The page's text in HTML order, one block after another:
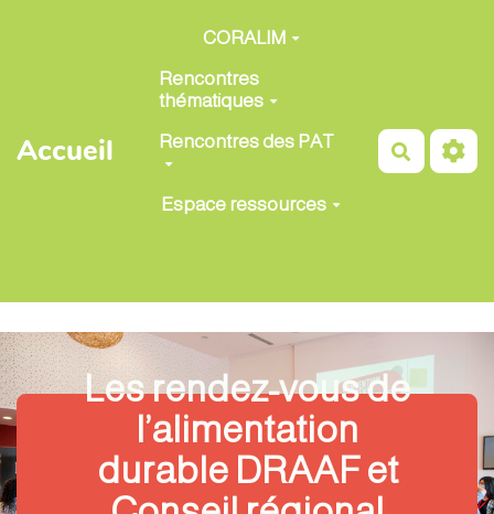
Aller au contenu principal
Accueil
CORALIM
Rencontres
thématiques
Rencontres des PAT
Espace ressources
Les rendez-vous de
l’alimentation
durable DRAAF et